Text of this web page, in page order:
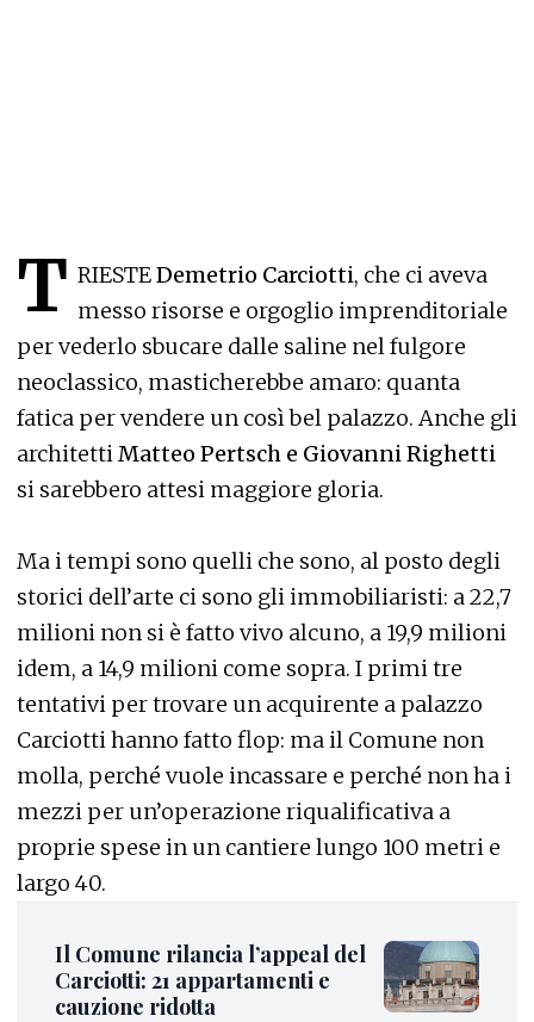
T RIESTEDemetrio Carciotti, che ci aveva
messo risorse e orgoglio imprenditoriale
per vederlo sbucare dalle saline nel fulgore
neoclassico, masticherebbe amaro: quanta
fatica per vendere un così bel palazzo. Anche gli
architettiMatteo Pertsch e Giovanni Righetti
si sarebbero attesi maggiore gloria.
Ma i tempi sono quelli che sono, al posto degli
storici dell’arte ci sono gli immobiliaristi: a 22,7
milioni non si è fatto vivo alcuno, a 19,9 milioni
idem, a 14,9 milioni come sopra. I primi tre
tentativi per trovare un acquirente a palazzo
Carciotti hanno fatto flop: ma il Comune non
molla, perché vuole incassare e perché non ha i
mezzi per un’operazione riqualificativa a
proprie spese in un cantiere lungo 100 metri e
largo 40.
Il Comune rilancia l’appeal del
Carciotti: 21 appartamenti e
cauzione ridotta